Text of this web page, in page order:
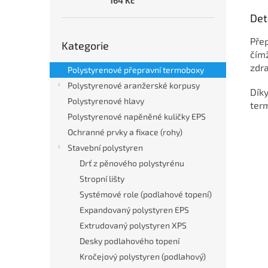
kategorie
Kategorie
Polystyrenové přepravní termoboxy
Polystyrenové aranžerské korpusy
Polystyrenové hlavy
Polystyrenové napěněné kuličky EPS
Ochranné prvky a fixace (rohy)
Stavební polystyren
Drť z pěnového polystyrénu
Stropní lišty
Systémové role (podlahové topení)
Expandovaný polystyren EPS
Extrudovaný polystyren XPS
Desky podlahového topení
Kročejový polystyren (podlahový)